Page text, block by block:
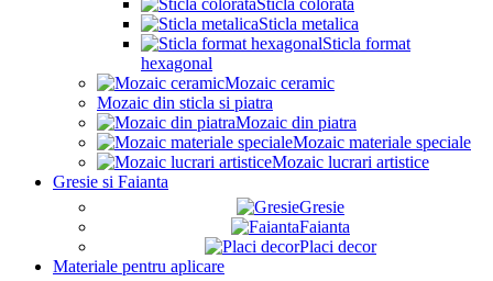
Sticla colorata
Sticla metalica
Sticla format
hexagonal
Mozaic ceramic
Mozaic din sticla si piatra
Mozaic din piatra
Mozaic materiale speciale
Mozaic lucrari artistice
Gresie si Faianta
Gresie
Faianta
Placi decor
Materiale pentru aplicare